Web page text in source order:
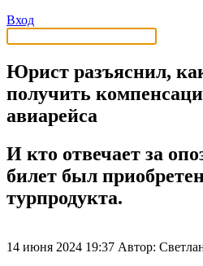
Вход
Юрист разъяснил,
получить
авиарейса
И кто отвечает за
билет был
турпродукта.
14 июня 2024 19:37 Автор: